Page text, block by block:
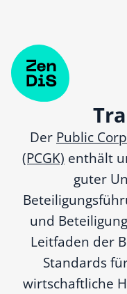
Der Public
(PCGK) enthält
guter
und
Leitfaden der
Standards
wirtschaftliche